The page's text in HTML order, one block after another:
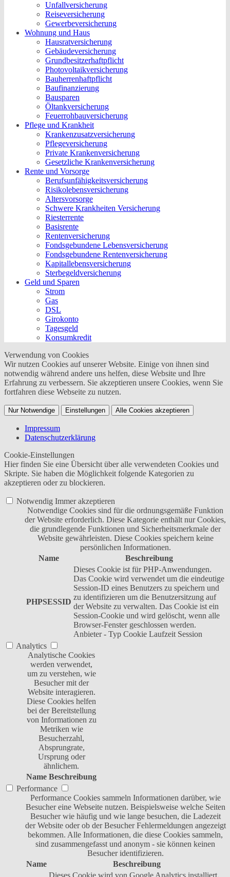
Unfallversicherung
Reiseversicherung
Gewerbeversicherung
Wohnung und Haus
Hausratversicherung
Gebäudeversicherung
Grundbesitzerhaftpflicht
Photovoltaikversicherung
Bauherrenhaftpflicht
Baufinanzierung
Bausparen
Öltankversicherung
Feuerrohbauversicherung
Pflege und Krankheit
Krankenzusatzversicherung
Pflegeversicherung
Private Krankenversicherung
Gesetzliche Krankenversicherung
Rente und Vorsorge
Berufs­unfähigkeitsversicherung
Risikolebensversicherung
Altersvorsorge
Schwere Krankheiten Versicherung
Riesterrente
Basisrente
Rentenversicherung
Fondsgebundene Lebensversicherung
Fondsgebundene Rentenversicherung
Kapitallebensversicherung
Sterbegeldversicherung
Geld und Sparen
Strom
Gas
DSL
Girokonto
Tagesgeld
Konsumkredit
Verwendung von Cookies
Wir nutzen Cookies auf unserer Website. Einige von ihnen sind
notwendig während andere uns helfen, diese Website und Ihre
Erfahrung zu verbessern. Sie akzeptieren unsere Cookies, wenn Sie
fortfahren diese Webseite zu nutzen.
Nur Notwendige Einstellungen Alle Cookies akzeptieren
Impressum
Datenschutzerklärung
Cookie-Einstellungen
Hier finden Sie eine Übersicht über alle verwendeten Cookies und
Skripte. Sie haben die Möglichkeit folgende Kategorien zu
akzeptieren oder zu blockieren.
Notwendig Immer akzeptieren
Notwendige Cookies sind für die ordnungsgemäße Funktion
der Website erforderlich. Diese Kategorie enthält nur Cookies,
die grundlegende Funktionen und Sicherheitsmerkmale der
Website gewährleisten. Diese Cookies speichern keine
persönlichen Informationen.
Name
Beschreibung
PHPSESSID
Dieses Cookie ist für PHP-Anwendungen.
Das Cookie wird verwendet um die eindeutige
Session-ID eines Benutzers zu speichern und
zu identifizieren um die Benutzersitzung auf
der Website zu verwalten. Das Cookie ist ein
Session-Cookie und wird gelöscht, wenn alle
Browser-Fenster geschlossen werden.
Anbieter - Typ Cookie Laufzeit Session
Analytics
Analytische Cookies
werden verwendet,
um zu verstehen, wie
Besucher mit der
Website interagieren.
Diese Cookies helfen
bei der Bereitstellung
von Informationen zu
Metriken wie
Besucherzahl,
Absprungrate,
Ursprung oder
ähnlichem.
Name Beschreibung
Performance
Performance Cookies sammeln Informationen darüber, wie
Besucher eine Webseite nutzen. Beispielsweise welche Seiten
Besucher wie häufig und wie lange besuchen, die Ladezeit
der Website oder ob der Besucher Fehlermeldungen angezeigt
bekommen. Alle Informationen, die diese Cookies sammeln,
sind zusammengefasst und anonym - sie können keinen
Besucher identifizieren.
Name
Beschreibung
Dieses Cookie wird von Google Analytics installiert.